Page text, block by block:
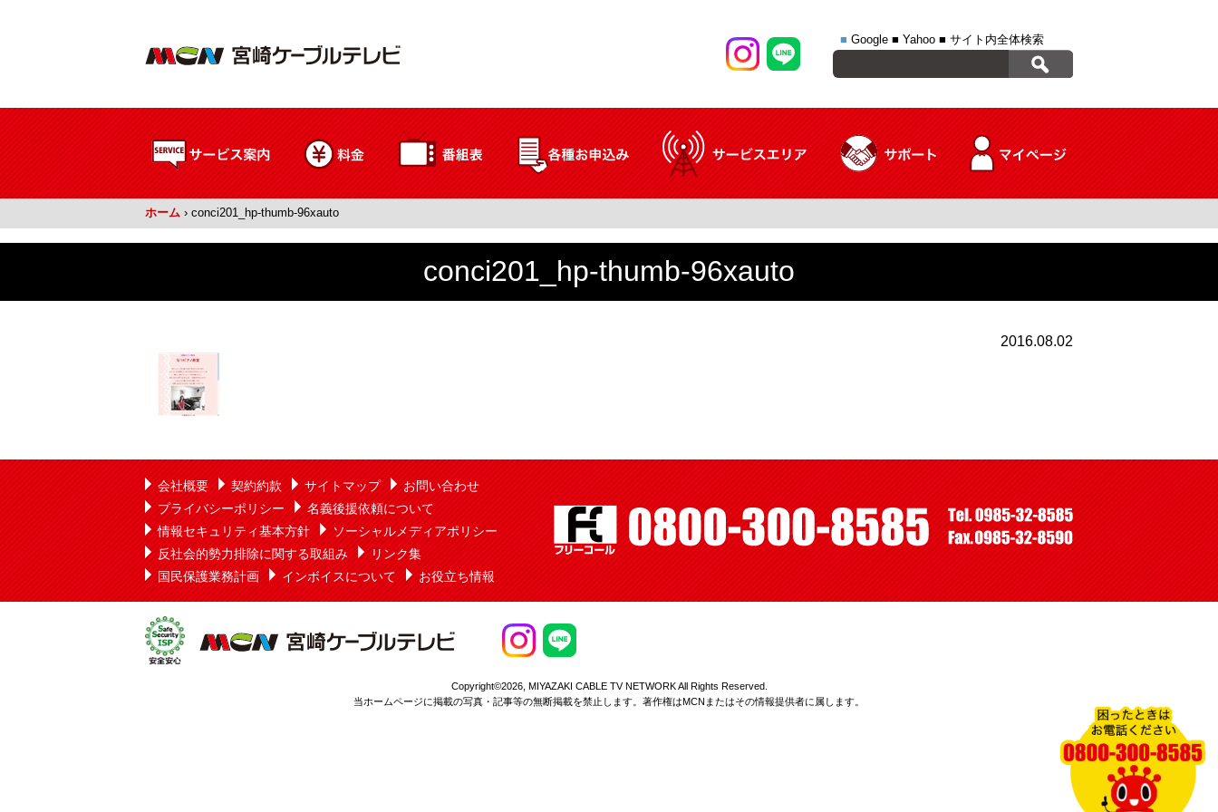
■ Google ■ Yahoo ■ サイト内全体検索
ホーム › conci201_hp-thumb-96xauto
conci201_hp-thumb-96xauto
2016.08.02
会社概要 契約約款 サイトマップ
お問い合わせ
プライバシーポリシー
名義後援依頼について
情報セキュリティ基本方針
ソーシャルメディアポリシー
反社会的勢力排除に関する取組み
リンク集
国民保護業務計画
インボイスについて お役立ち情報
Copyright©2026, MIYAZAKI CABLE TV NETWORK All Rights Reserved.
当ホームページに掲載の写真・記事等の無断掲載を禁止します。著作権はMCNまたはその情報提供者に属します。